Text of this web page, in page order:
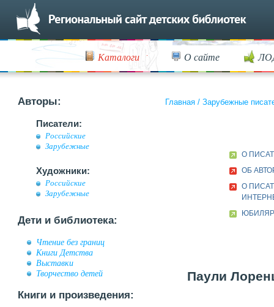
Каталоги О сайте
Авторы:
Писатели:
Российские
Зарубежные
Художники:
Российские
Зарубежные
Дети и библиотека:
Чтение без границ
Книги Детства
Выставки
Творчество детей
Книги и произведения:
Главная / Зарубежные
О
ОБ
О
ЮБИЛЯР
Паули